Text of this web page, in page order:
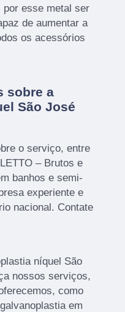
por esse metal ser
de aumentar a
os acessórios
sobre a
São José
o serviço, entre
– Brutos e
banhos e semi-
experiente e
nacional. Contate
níquel São
nossos serviços,
como
em